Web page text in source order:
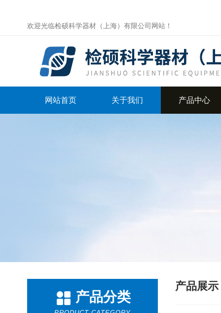
欢迎光临检硕科学器材（上海）有限公司网站！
网站首页 关于我们 产品中心
产品分类
产品展示